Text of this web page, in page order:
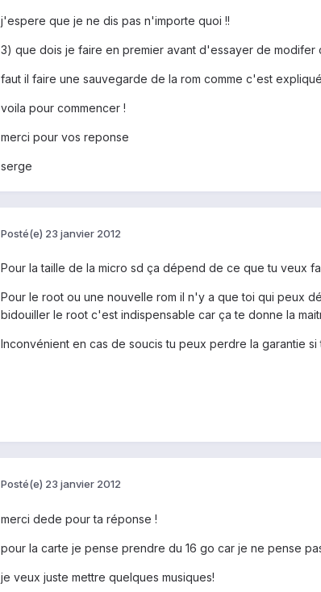
j'espere que je ne dis pas n'importe quoi !!
3) que dois je faire en premier avant d'essayer de modifer
faut il faire une sauvegarde de la rom comme c'est
voila pour commencer !
merci pour vos reponse
serge
Posté(e) 23 janvier 2012
Pour la taille de la micro sd ça dépend de ce que tu veux
Pour le root ou une nouvelle rom il n'y a que toi qui peux
bidouiller le root c'est indispensable car ça te donne la
Inconvénient en cas de soucis tu peux perdre la garantie
Posté(e) 23 janvier 2012
merci dede pour ta réponse !
pour la carte je pense prendre du 16 go car je ne pense
je veux juste mettre quelques musiques!